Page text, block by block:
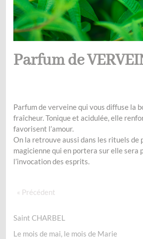
Parfum de
Parfum de verveine qui vous diffuse la
fraîcheur. Tonique et acidulée, elle
favorisent l’amour.
On la retrouve aussi dans les rituels de
magicienne qui en portera sur elle sera
l’invocation des esprits.
« Précédent
Saint CHARBEL
Le mois de mai, le mois de Marie